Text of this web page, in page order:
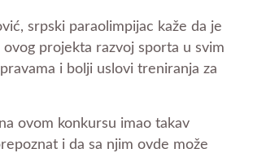
srpski paraolimpijac kaže da je
ovog projekta razvoj sporta u svim
i bolji uslovi treniranja za
ovom konkursu imao takav
i da sa njim ovde može